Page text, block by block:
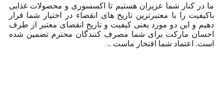
ما در کنار شما عزیزان هستیم تا اکسسوری و محصولات غذایی
باکیفیت را با معتبرترین تاریخ های انقضاء در اختیار شما قرار
دهیم و این دو مورد یعنی کیفیت و تاریخ انقضای معتبر از طرف
احسان مارکت برای شما مصرف کنندگان محترم تضمین شده
است. اعتماد شما افتخار ماست ..